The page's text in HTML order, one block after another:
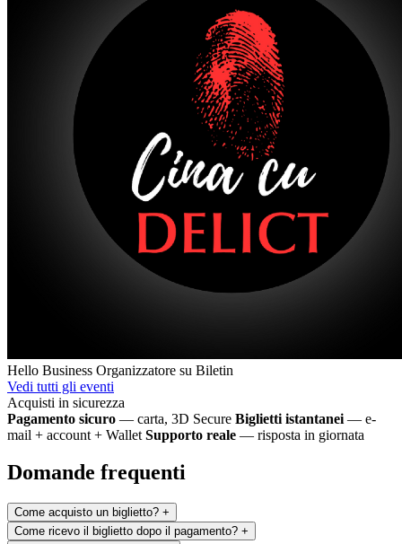
Hello Business Organizzatore su Biletin
Vedi tutti gli eventi
Acquisti in sicurezza
Pagamento sicuro — carta, 3D Secure Biglietti istantanei — e-
mail + account + Wallet Supporto reale — risposta in giornata
Domande frequenti
Come acquisto un biglietto? +
Come ricevo il biglietto dopo il pagamento? +